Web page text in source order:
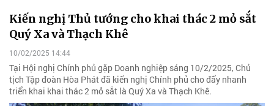
Kiến nghị Thủ tướng cho khai thác 2 mỏ sắt
Quý Xa và Thạch Khê
10/02/2025 14:44
Tại Hội nghị Chính phủ gặp Doanh nghiệp sáng 10/2/2025, Chủ
tịch Tập đoàn Hòa Phát đã kiến nghị Chính phủ cho đẩy nhanh
triển khai khai thác 2 mỏ sắt là Quý Xa và Thạch Khê.